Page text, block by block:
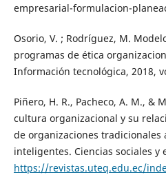
empresarial-formulacion-
Osorio, V. ; Rodríguez, M.
programas de ética
Información tecnológica, 2018,
Piñero, H. R., Pacheco, A. M., &
cultura organizacional y su
de organizaciones tradicionales
inteligentes. Ciencias sociales y
https://revistas.uteq.edu.ec/